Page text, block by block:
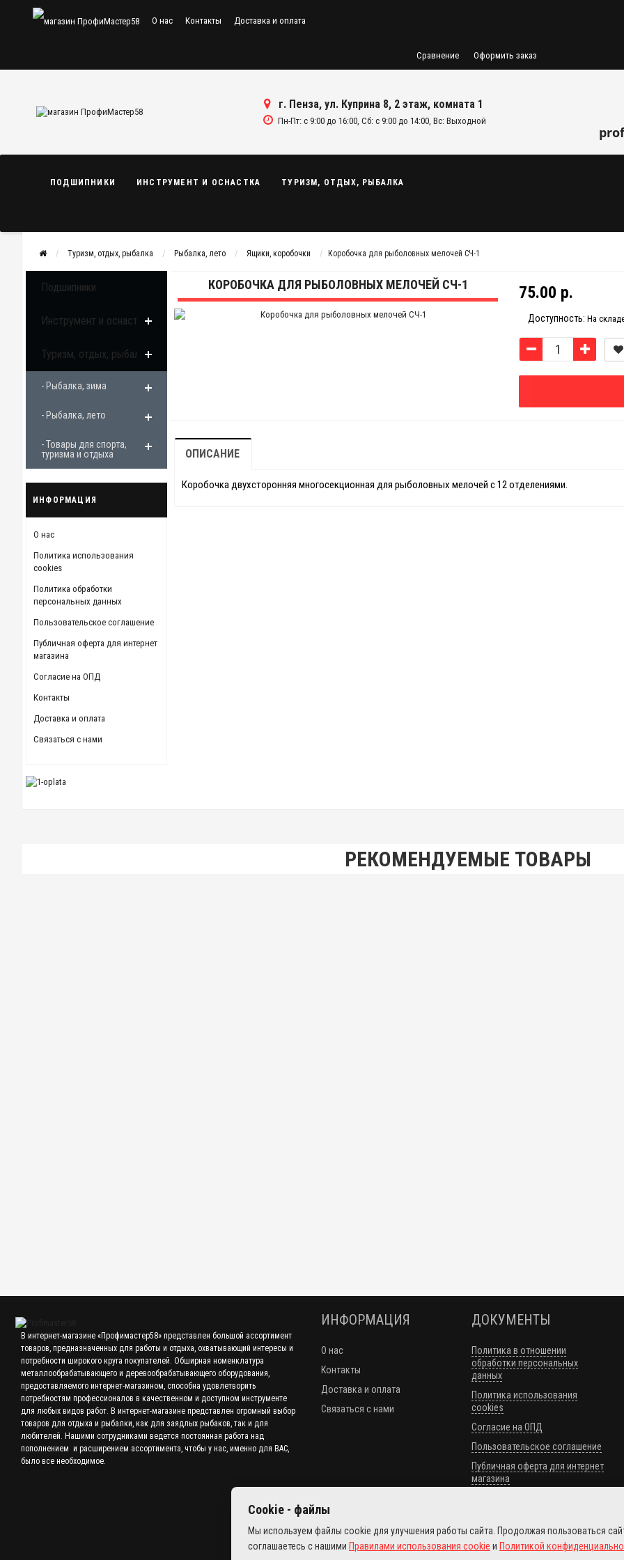
О нас Контакты Доставка и оплата
Сравнение Оформить заказ
г. Пенза, ул. Куприна 8, 2 этаж, комната 1
Пн-Пт: с 9:00 до 16:00, Сб: с 9:00 до 14:00, Вс: Выходной
ПОДШИПНИКИ ИНСТРУМЕНТ И ОСНАСТКА ТУРИЗМ, ОТДЫХ, РЫБАЛКА
Туризм, отдых, рыбалка Рыбалка, лето Ящики, коробочки Коробочка для рыболовных мелочей СЧ-1
Подшипники
Инструмент и оснастка
Туризм, отдых, рыбалка
- Рыбалка, зима
- Рыбалка, лето
- Товары для спорта,
туризма и отдыха
ИНФОРМАЦИЯ
О нас
Политика использования
cookies
Политика обработки
персональных данных
Пользовательское соглашение
Публичная оферта для интернет
магазина
Согласие на ОПД
Контакты
Доставка и оплата
Связаться с нами
КОРОБОЧКА ДЛЯ РЫБОЛОВНЫХ МЕЛОЧЕЙ СЧ-1 75.00 р.
Доступность: На
ОПИСАНИЕ
Коробочка двухсторонняя многосекционная для рыболовных мелочей с 12 отделениями.
РЕКОМЕНДУЕМЫЕ ТОВАРЫ
В интернет-магазине «Профимастер58» представлен большой ассортимент
товаров, предназначенных для работы и отдыха, охватывающий интересы и
потребности широкого круга покупателей. Обширная номенклатура
металлообрабатывающего и деревообрабатывающего оборудования,
предоставляемого интернет-магазином, способна удовлетворить
потребностям профессионалов в качественном и доступном инструменте
для любых видов работ. В интернет-магазине представлен огромный выбор
товаров для отдыха и рыбалки, как для заядлых рыбаков, так и для
любителей. Нашими сотрудниками ведется постоянная работа над
пополнением и расширением ассортимента, чтобы у нас, именно для ВАС,
было все необходимое.
ИНФОРМАЦИЯ
О нас
Контакты
Доставка и оплата
Связаться с нами
ДОКУМЕНТЫ
Политика в отношении
обработки персональных
данных
Политика использования
cookies
Согласие на ОПД
Пользовательское соглашение
Публичная оферта для интернет
магазина
Cookie - файлы
Мы используем файлы cookie для улучшения работы сайта. Продолжая пользоваться
соглашаетесь с нашими Правилами использования cookie и Политикой